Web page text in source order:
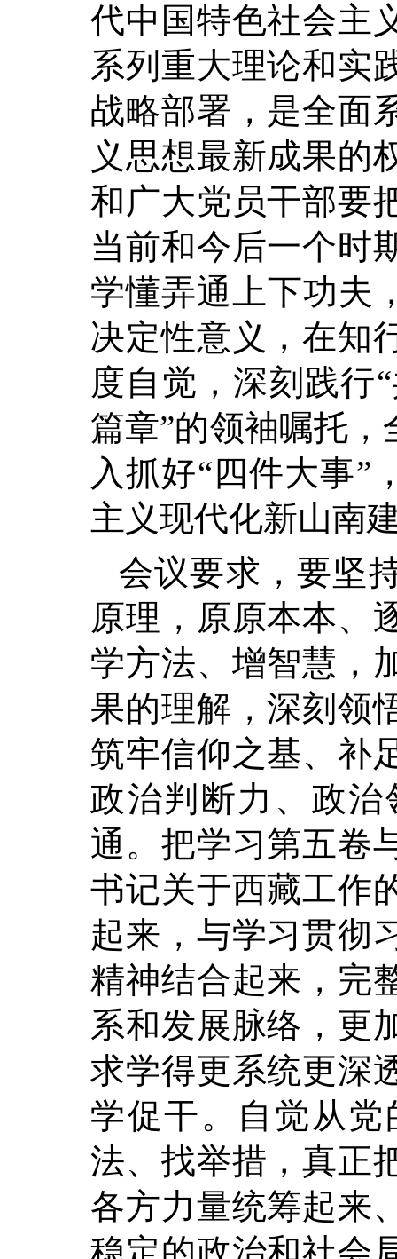
代中国特色社会主
系列重大理论和实
战略部署，是全面
义思想最新成果的
和广大党员干部要
当前和今后一个时
学懂弄通上下功夫
决定性意义，在知
度自觉，深刻践行
篇章”的领袖嘱托
入抓好“四件大事”
主义现代化新山南
会议要求，要坚
原理，原原本本、
学方法、增智慧，
果的理解，深刻领
筑牢信仰之基、补
政治判断力、政
通。把学习第五卷
书记关于西藏工作
起来，与学习贯彻
精神结合起来，完
系和发展脉络，更
求学得更系统更深
学促干。自觉从
法、找举措，真正
各方力量统筹起来